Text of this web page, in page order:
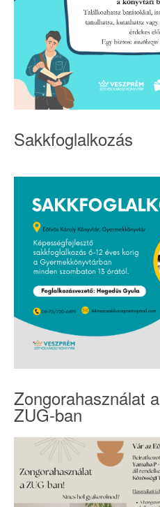
Sakkfoglalkozás
Zongorahasználat a
ZUG-ban